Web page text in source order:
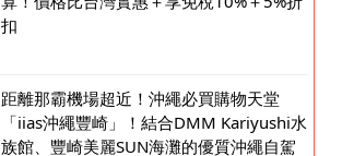
扣
距離那霸機場超近！沖繩必買購物天堂
「iias沖繩豐崎」！結合DMM Kariyushi水
族館、豐崎美麗SUN海灘的優質沖繩自駕